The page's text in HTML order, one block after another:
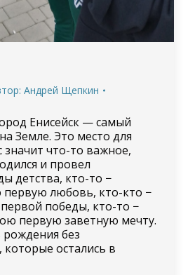
Андрей Щепкин
Енисейск — самый
Земле. Это место для
значит что-то важное,
и провел
детства, кто-то −
первую любовь, кто-кто −
победы, кто-то −
первую заветную мечту.
без
остались в